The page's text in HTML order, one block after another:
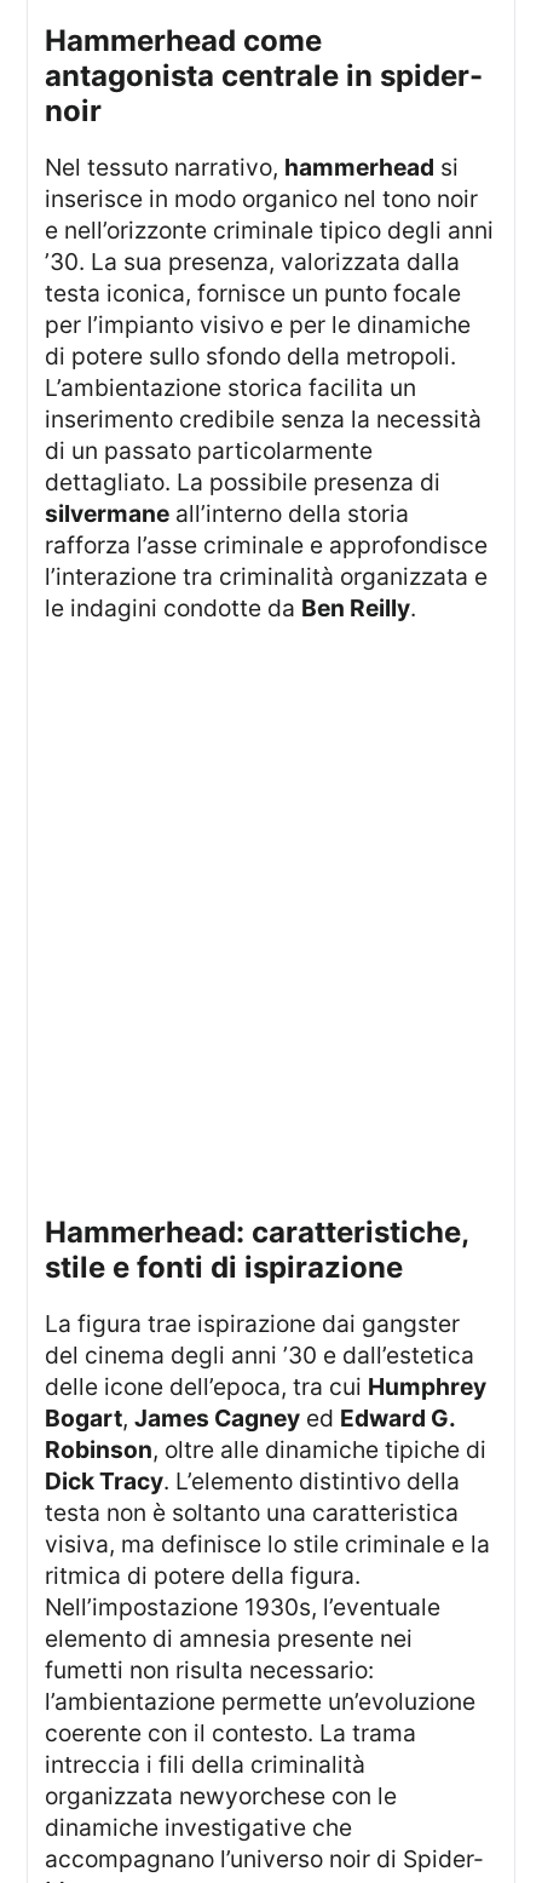
hammerhead come
antagonista centrale in spider-
noir
Nel tessuto narrativo, hammerhead si
inserisce in modo organico nel tono noir
e nell’orizzonte criminale tipico degli anni
’30. La sua presenza, valorizzata dalla
testa iconica, fornisce un punto focale
per l’impianto visivo e per le dinamiche
di potere sullo sfondo della metropoli.
L’ambientazione storica facilita un
inserimento credibile senza la necessità
di un passato particolarmente
dettagliato. La possibile presenza di
silvermane all’interno della storia
rafforza l’asse criminale e approfondisce
l’interazione tra criminalità organizzata e
le indagini condotte da Ben Reilly.
hammerhead: caratteristiche,
stile e fonti di ispirazione
La figura trae ispirazione dai gangster
del cinema degli anni ’30 e dall’estetica
delle icone dell’epoca, tra cui Humphrey
Bogart,James Cagney ed Edward G.
Robinson, oltre alle dinamiche tipiche di
Dick Tracy. L’elemento distintivo della
testa non è soltanto una caratteristica
visiva, ma definisce lo stile criminale e la
ritmica di potere della figura.
Nell’impostazione 1930s, l’eventuale
elemento di amnesia presente nei
fumetti non risulta necessario:
l’ambientazione permette un’evoluzione
coerente con il contesto. La trama
intreccia i fili della criminalità
organizzata newyorchese con le
dinamiche investigative che
accompagnano l’universo noir di Spider-